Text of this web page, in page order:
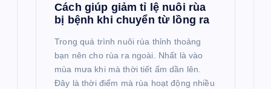
Cách giúp giảm tỉ lệ nuôi rùa
bị bệnh khi chuyển từ lồng ra
Trong quá trình nuôi rùa thỉnh thoảng
bạn nên cho rùa ra ngoài. Nhất là vào
mùa mưa khi mà thời tiết ấm dần lên.
Đây là thời điểm mà rùa hoạt động nhiều